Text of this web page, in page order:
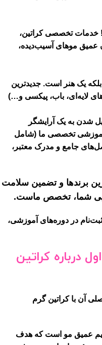
خدمات تخصصیکراتین،
عمیق موهای آسیب‌دیده،
یک هنر است. جدیدترین
لایه‌ای، باب، پیکسی و…)
شدن به یک آرایشگر
آموزشی تخصصی ما (شامل
جامع و مدرک معتبر،
برندها و تضمین سلامت
شما، تخصص ماست.
در دوره‌های آموزشی،
درباره کراتین
آن با کراتین گرم
عمیق مو است که هدف